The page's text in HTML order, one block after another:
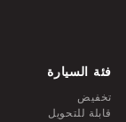
فئة السيارة
تخفيض
قابلة للتحويل